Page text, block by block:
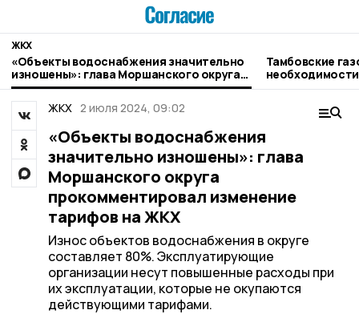
ЖКХ
«Объекты водоснабжения значительно
изношены»: глава Моршанского округа
прокомментировал изменение тарифов
на ЖКХ
Тамбовские
ЖКХ 2 июля 2024, 09:02
«Объекты водоснабжения
значительно изношены»: глава
Моршанского округа
прокомментировал изменение
тарифов на ЖКХ
Износ объектов водоснабжения в округе
составляет 80%. Эксплуатирующие
организации несут повышенные расходы при
их эксплуатации, которые не окупаются
действующими тарифами.